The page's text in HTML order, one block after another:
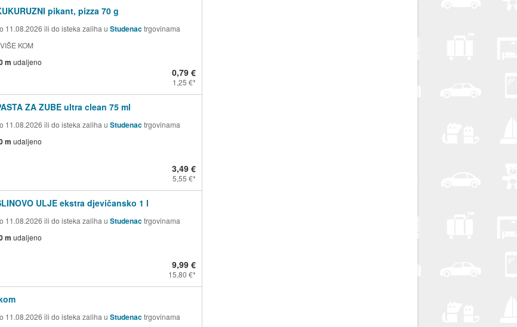
pikant, pizza 70 g
11.08.2026 ili do isteka zaliha u Studenactrgovinama
KOM
m udaljeno
0,79 €
1,25 €
ZA ZUBE ultra clean 75 ml
11.08.2026 ili do isteka zaliha u Studenactrgovinama
m udaljeno
3,49 €
5,55 €
ULJE ekstra djevičansko 1 l
11.08.2026 ili do isteka zaliha u Studenactrgovinama
m udaljeno
9,99 €
15,80 €
11.08.2026 ili do isteka zaliha u Studenactrgovinama